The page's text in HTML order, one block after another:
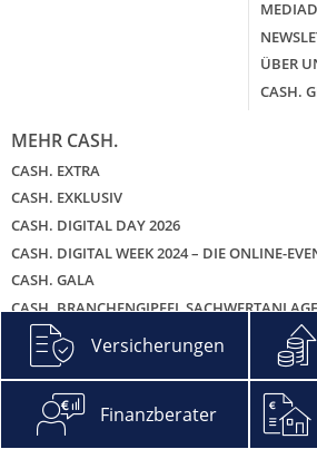
ÜBER
CASH.
MEHR CASH.
CASH. EXTRA
CASH. EXKLUSIV
CASH. DIGITAL DAY 2026
CASH. DIGITAL WEEK 2024 – DIE ONLINE-
CASH. GALA
CASH. BRANCHENGIPFEL
CASH. HITLISTEN
CASH. PODCAST – DIE ZWEI UND DEIN GELD
Versicherungen
Finanzberater